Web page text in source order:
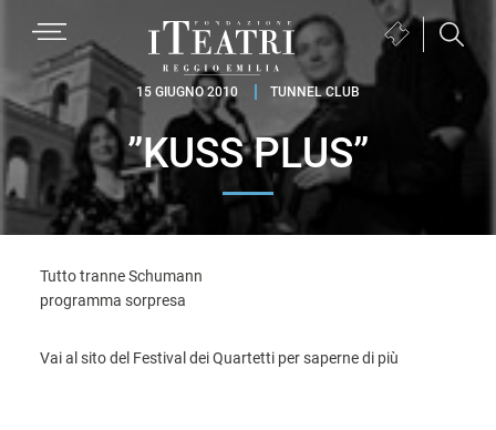
navigazione
primaria
contenuto
principale
di
pagina
Fondazione
Teatri
Reggio
Emilia
Biglietteria
15 GIUGNO 2010 TUNNEL CLUB
”KUSS PLUS”
Tutto tranne Schumann
programma sorpresa
Vai al sito del Festival dei Quartetti per saperne di più